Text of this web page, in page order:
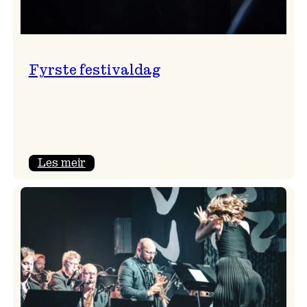
Fyrste festivaldag
Les meir: